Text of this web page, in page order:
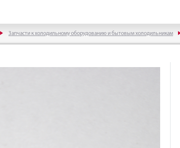
Запчасти к холодильному оборудованию и бытовым холодильникам